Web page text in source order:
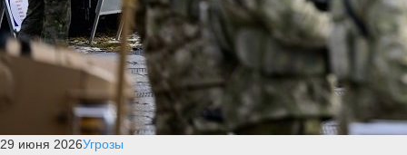
29 июня 2026Угрозы